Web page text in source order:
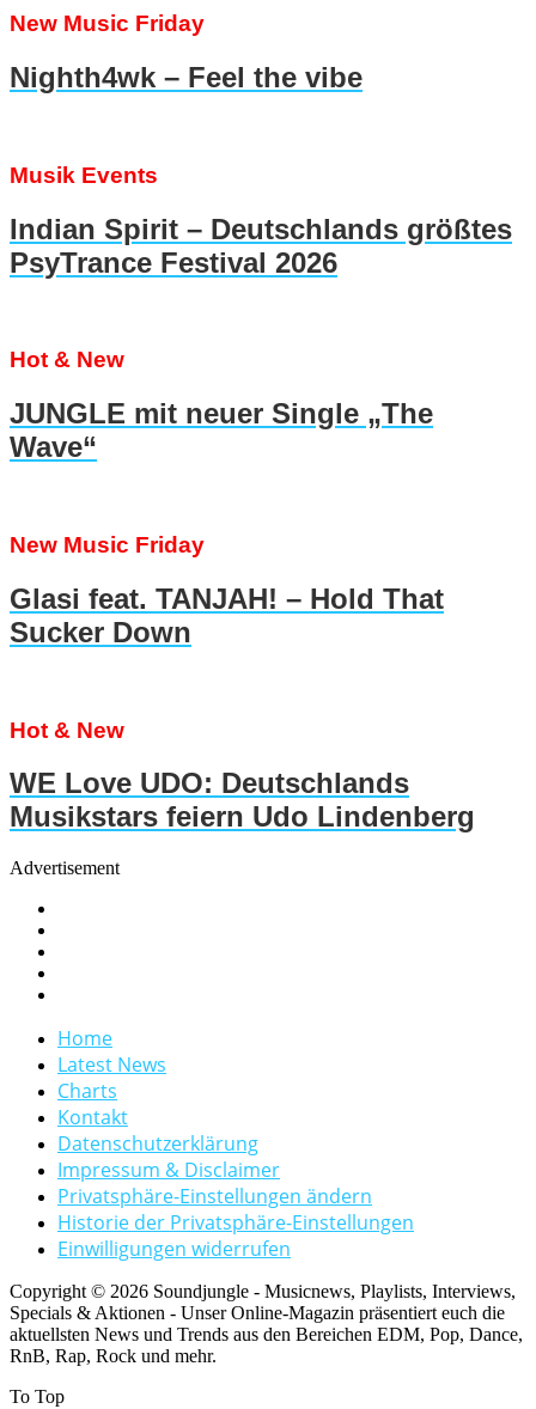
New Music Friday
Nighth4wk – Feel the vibe
Musik Events
Indian Spirit – Deutschlands größtes
PsyTrance Festival 2026
Hot & New
JUNGLE mit neuer Single „The
Wave“
New Music Friday
Glasi feat. TANJAH! – Hold That
Sucker Down
Hot & New
WE Love UDO: Deutschlands
Musikstars feiern Udo Lindenberg
Advertisement
Home
Latest News
Charts
Kontakt
Datenschutzerklärung
Impressum & Disclaimer
Privatsphäre-Einstellungen ändern
Historie der Privatsphäre-Einstellungen
Einwilligungen widerrufen
Copyright © 2026 Soundjungle - Musicnews, Playlists, Interviews,
Specials & Aktionen - Unser Online-Magazin präsentiert euch die
aktuellsten News und Trends aus den Bereichen EDM, Pop, Dance,
RnB, Rap, Rock und mehr.
To Top